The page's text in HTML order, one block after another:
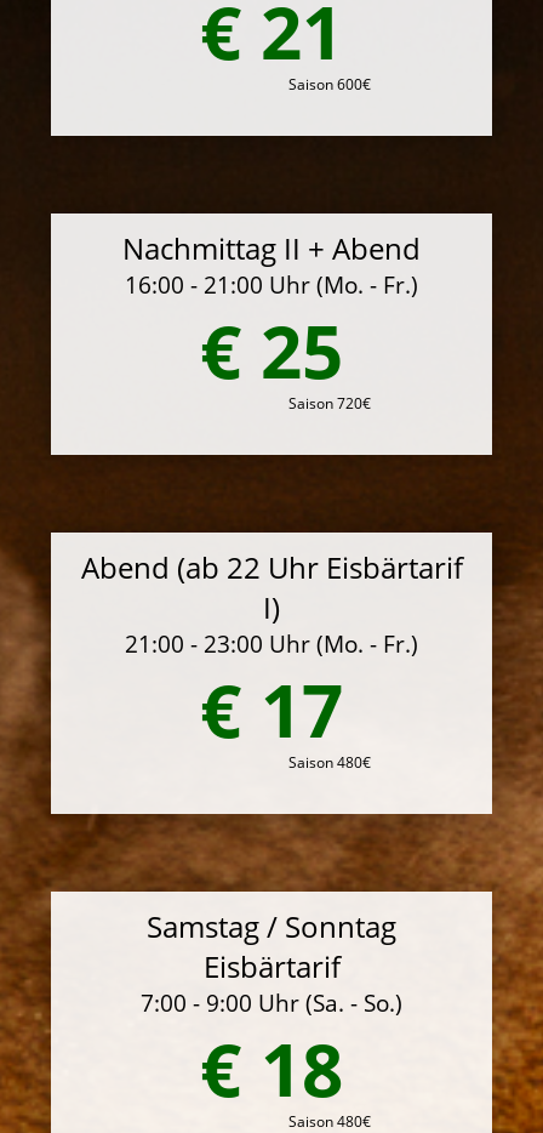
€ 21
Saison 600€
Nachmittag II + Abend
16:00 - 21:00 Uhr (Mo. - Fr.)
€ 25
Saison 720€
Abend (ab 22 Uhr Eisbärtarif
I)
21:00 - 23:00 Uhr (Mo. - Fr.)
€ 17
Saison 480€
Samstag / Sonntag
Eisbärtarif
7:00 - 9:00 Uhr (Sa. - So.)
€ 18
Saison 480€